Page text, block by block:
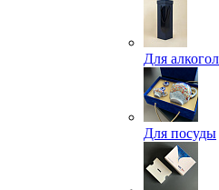
Для
Для посуды